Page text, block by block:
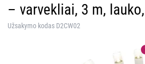
– varvekliai, 3 m,
Užsakymo kodas D2CW02